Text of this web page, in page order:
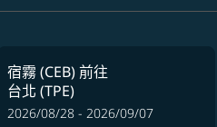
宿霧 (CEB)前往
台北 (TPE)
2026/08/28 - 2026/09/07